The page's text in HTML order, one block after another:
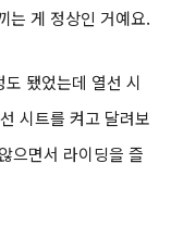
는 게 정상인 거예요.
됐었는데 열선 시
시트를 켜고 달려보
으면서 라이딩을 즐